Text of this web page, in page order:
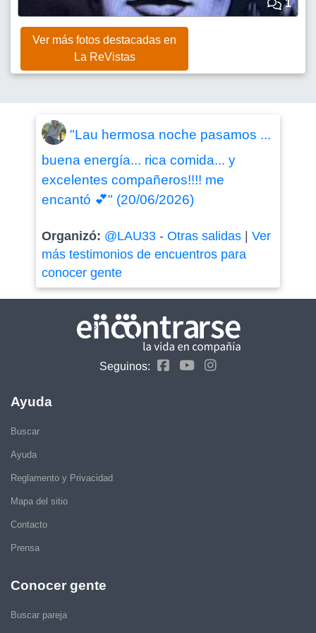
1
Ver más fotos destacadas en
La ReVistas
"Lau hermosa noche pasamos ...
buena energía... rica comida... y
excelentes compañeros!!!! me
encantó 💕" (20/06/2026)
Organizó: @LAU33- Otras salidas| Ver
más testimonios de encuentros para
conocer gente
Seguinos:
Ayuda
Buscar
Ayuda
Reglamento y Privacidad
Mapa del sitio
Contacto
Prensa
Conocer gente
Buscar pareja